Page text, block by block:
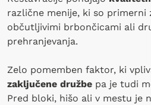
različne menije, ki so primerni
občutljivimi brbončicami ali
prehranjevanja.
Zelo pomemben faktor, ki
zaključene družbe pa je tudi
Pred bloki, hišo ali v mestu je